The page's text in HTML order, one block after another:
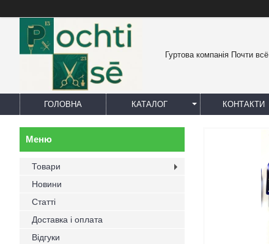
Гуртова компанія Почти всё
ГОЛОВНА КАТАЛОГ КОНТАКТИ
Товари
Новини
Статті
Доставка і оплата
Відгуки